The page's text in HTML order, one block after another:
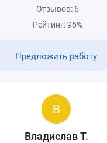
Отзывов: 6
Рейтинг: 95%
Предложить работу
Владислав Т.